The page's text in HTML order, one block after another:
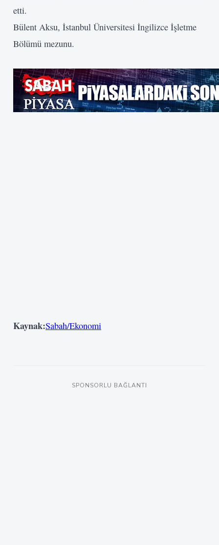
etti.
Bülent Aksu, İstanbul Üniversitesi İngilizce İşletme
Bölümü mezunu.
Kaynak:Sabah/Ekonomi
SPONSORLU BAĞLANTI